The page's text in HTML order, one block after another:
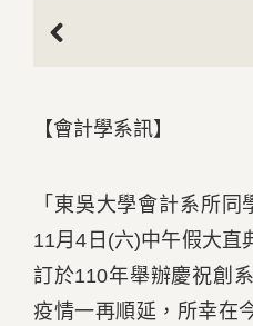
【會計學系訊】
「東吳大學會計系所
11月4日(六)中午假大直
訂於110年舉辦慶祝創
疫情一再順延，所幸在